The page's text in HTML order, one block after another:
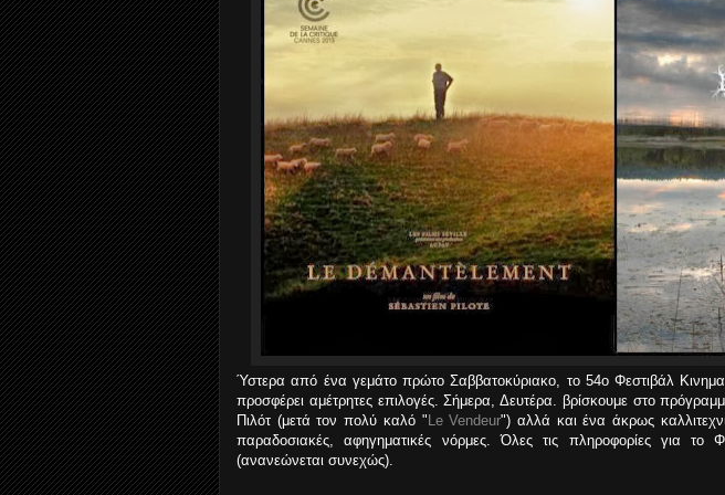
Ύστερα από ένα γεμάτο πρώτο Σαββατοκύριακο, το 54ο Φεστιβάλ
προσφέρει αμέτρητες επιλογές. Σήμερα, Δευτέρα. βρίσκουμε στο
Πιλότ (μετά τον πολύ καλό " Le Vendeur") αλλά και ένα άκρως
παραδοσιακές, αφηγηματικές νόρμες. Όλες τις πληροφορίες για το
(ανανεώνεται συνεχώς).